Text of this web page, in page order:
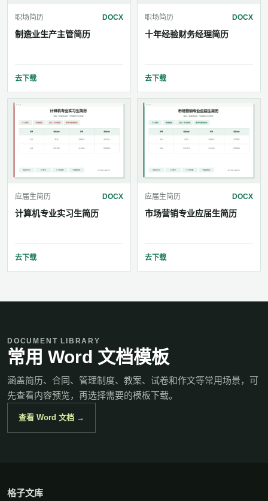
职场简历 DOCX
制造业生产主管简历
去下载
职场简历 DOCX
十年经验财务经理简历
去下载
应届生简历 DOCX
计算机专业实习生简历
去下载
应届生简历 DOCX
市场营销专业应届生简历
去下载
DOCUMENT LIBRARY
常用 Word 文档模板
涵盖简历、合同、管理制度、教案、试卷和作文等常用场景，可
先查看内容预览，再选择需要的模板下载。
查看 Word 文档 →
格子文库